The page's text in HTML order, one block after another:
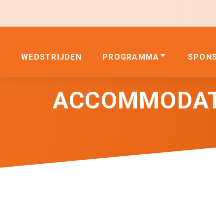
WEDSTRIJDEN PROGRAMMA